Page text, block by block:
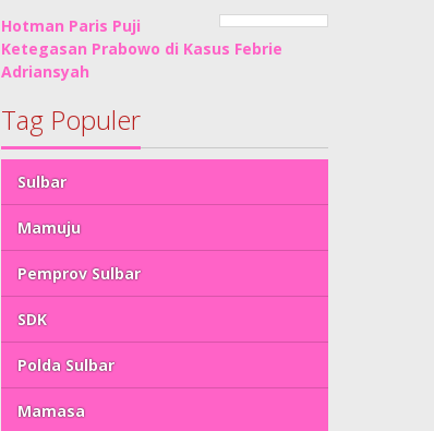
Hotman Paris Puji
Ketegasan Prabowo di Kasus Febrie
Adriansyah
Tag Populer
Sulbar
Mamuju
Pemprov Sulbar
SDK
Polda Sulbar
Mamasa